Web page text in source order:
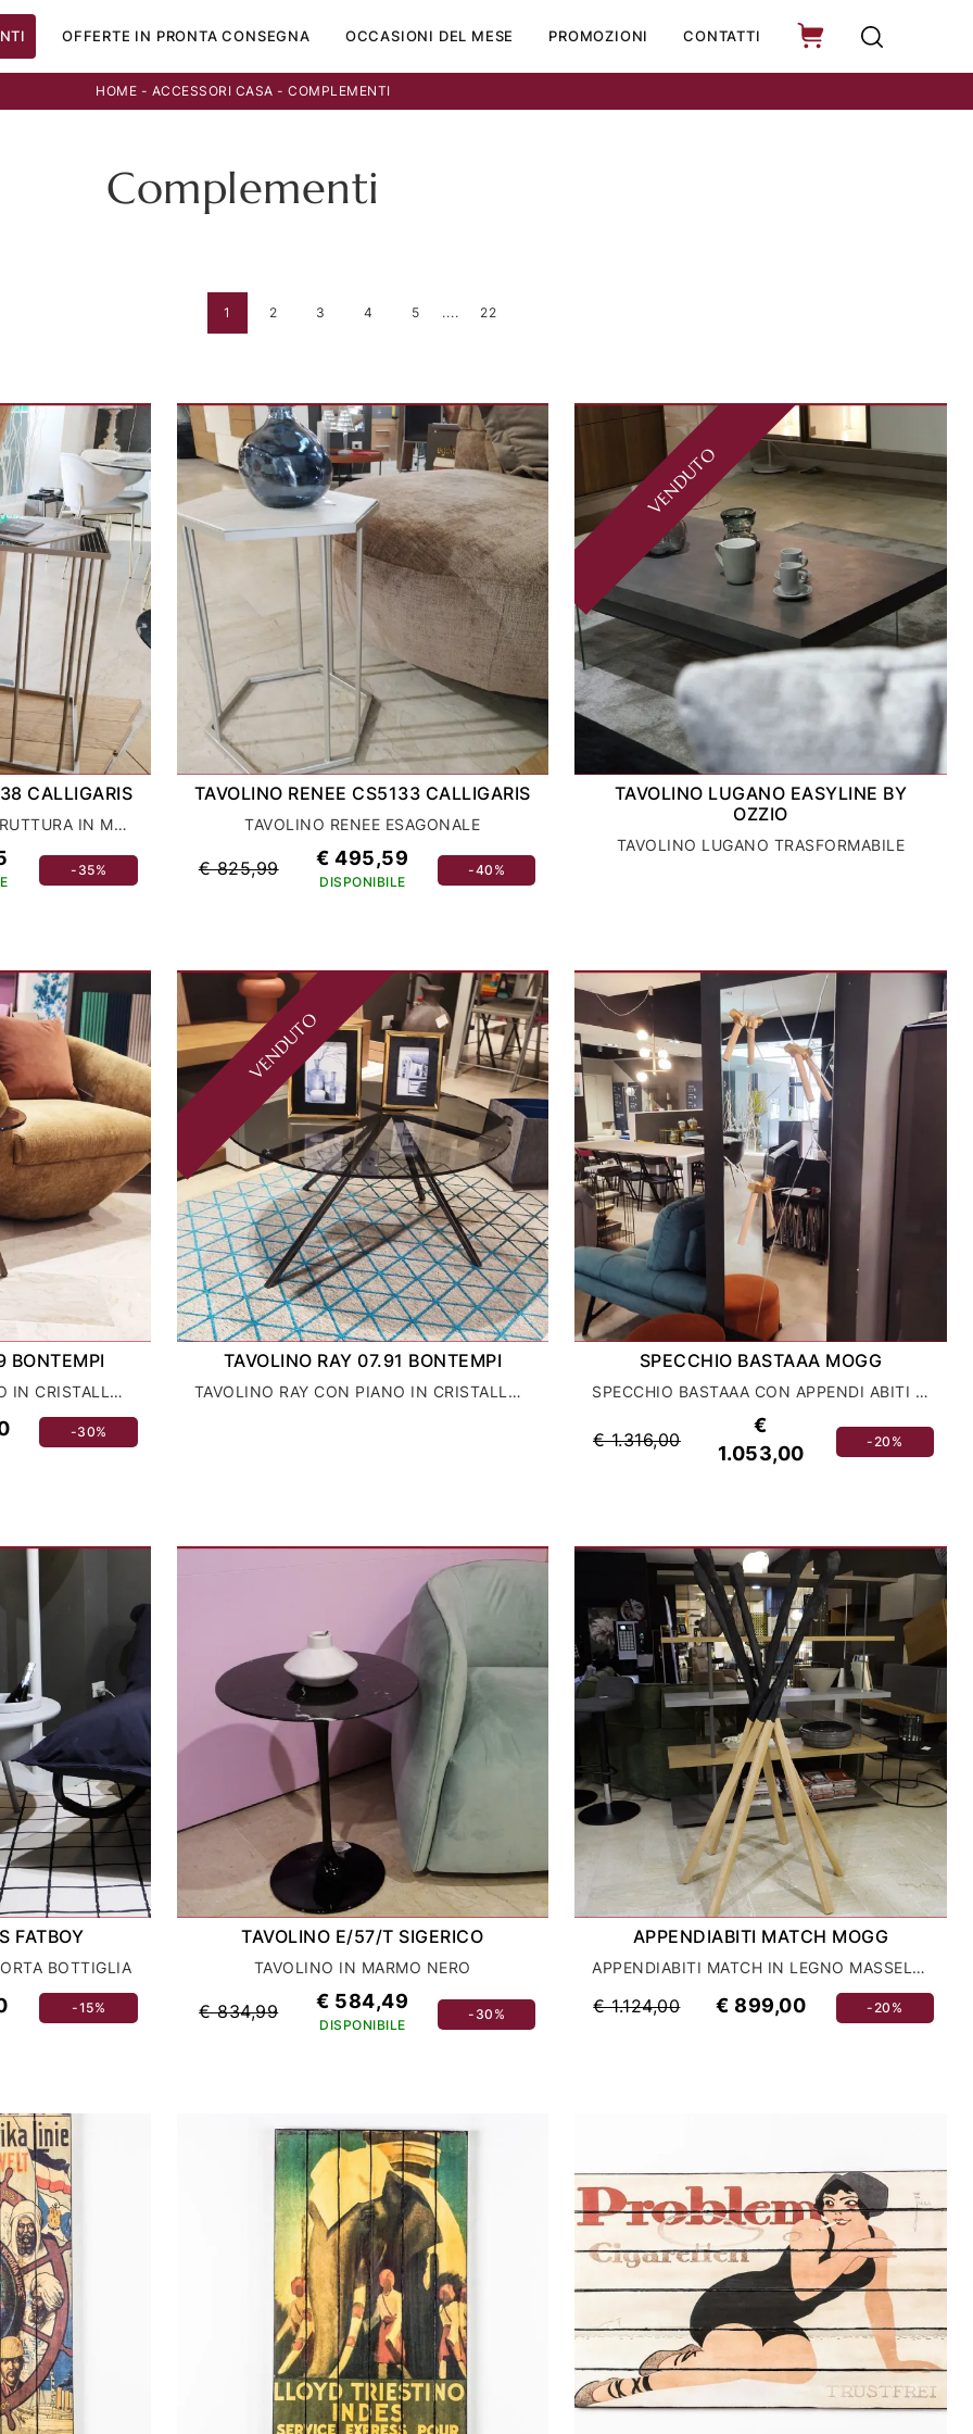
OFFERTE IN PRONTA CONSEGNA OCCASIONI DEL MESE PROMOZIONI CONTATTI
HOME - ACCESSORI CASA -COMPLEMENTI
Complementi
1 2 3 4 5 .... 22
CALLIGARIS
TAVOLINO RENEE CON STRUTTURA IN METALLO VERNICIATO
-35%
TAVOLINO RENEE CS5133 CALLIGARIS
TAVOLINO RENEE ESAGONALE
€ 825,99 € 495,59
DISPONIBILE
-40%
TAVOLINO LUGANO EASYLINE BY
OZZIO
TAVOLINO LUGANO TRASFORMABILE
VENDUTO
BONTEMPI
TAVOLINO RAY CON PIANO IN CRISTALLO FUME'
-30%
TAVOLINO RAY 07.91 BONTEMPI
TAVOLINO RAY CON PIANO IN CRISTALLO FUME'
VENDUTO
SPECCHIO BASTAAA MOGG
SPECCHIO BASTAAA CON APPENDI ABITI A MARTELLO
€ 1.316,00
€
1.053,00
-20%
FATBOY
BOTTIGLIA
-15%
TAVOLINO E/57/T SIGERICO
TAVOLINO IN MARMO NERO
€ 834,99 € 584,49
DISPONIBILE
-30%
APPENDIABITI MATCH MOGG
APPENDIABITI MATCH IN LEGNO MASSELLO DI FAGGIO
€ 1.124,00 € 899,00 -20%